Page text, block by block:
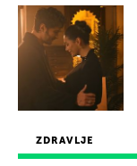
ZDRAVLJE